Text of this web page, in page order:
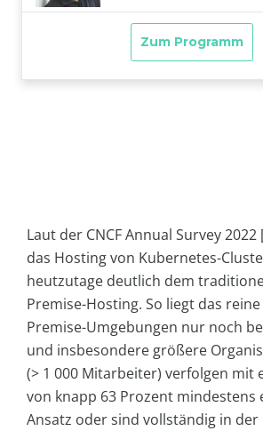
Laut der CNCF Annual Survey
das Hosting von Kubernetes-
heutzutage deutlich dem
Premise-Hosting. So liegt das
Premise-Umgebungen nur noch
und insbesondere größere
(> 1 000 Mitarbeiter) verfolgen mit
von knapp 63 Prozent mindestens
Ansatz oder sind vollständig in der